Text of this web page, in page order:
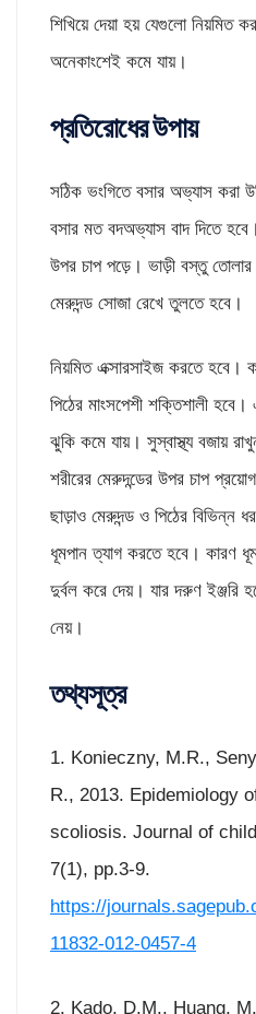
শিখিয়ে দেয়া হয় যেগুলো নিয়মিত
অনেকাংশেই কমে যায়।
প্রতিরোধের উপায়
সঠিক ভংগিতে বসার অভ্যাস করা
বসার মত বদঅভ্যাস বাদ দিতে
উপর চাপ পড়ে। ভাড়ী বস্তু
মেরুদন্ড সোজা রেখে তুলতে হবে।
নিয়মিত এক্সারসাইজ করতে হবে।
পিঠের মাংসপেশী শক্তিশালী
ঝুকি কমে যায়। সুস্বাস্থ্য বজায়
শরীরের মেরুদন্ডের উপর চাপ
ছাড়াও মেরুদন্ড ও পিঠের বিভিন্ন
ধূমপান ত্যাগ করতে হবে। কারণ
দুর্বল করে দেয়। যার দরুণ ইঞ্জরি
নেয়।
তথ্যসূত্র
1. Konieczny, M.R.,
R., 2013. Epidemiology
scoliosis. Journal of
7(1), pp.3-9.
https://
11832-012-0457-4
2. Kado, D.M., Huang,